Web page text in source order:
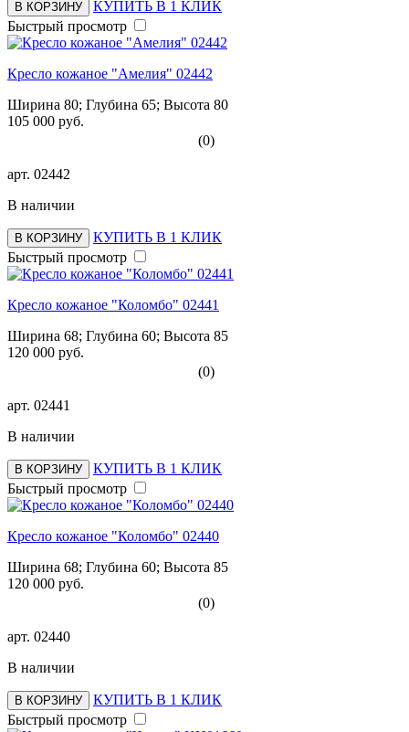
В КОРЗИНУ
КУПИТЬ В 1 КЛИК
Быстрый просмотр
Кресло кожаное "Амелия" 02442
Ширина 80; Глубина 65; Высота 80
105 000 руб.
(0)
арт. 02442
В наличии
В КОРЗИНУ
КУПИТЬ В 1 КЛИК
Быстрый просмотр
Кресло кожаное "Коломбо" 02441
Ширина 68; Глубина 60; Высота 85
120 000 руб.
(0)
арт. 02441
В наличии
В КОРЗИНУ
КУПИТЬ В 1 КЛИК
Быстрый просмотр
Кресло кожаное "Коломбо" 02440
Ширина 68; Глубина 60; Высота 85
120 000 руб.
(0)
арт. 02440
В наличии
В КОРЗИНУ
КУПИТЬ В 1 КЛИК
Быстрый просмотр